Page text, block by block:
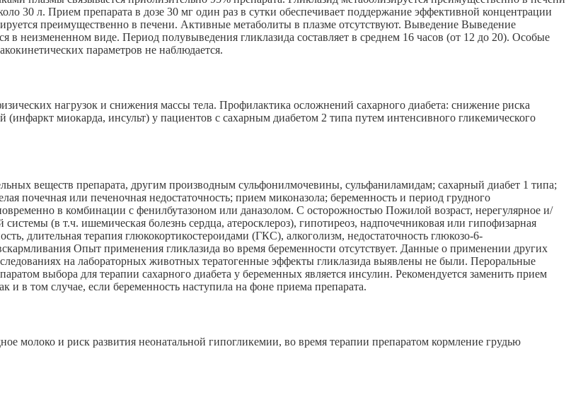
30 л. Прием препарата в дозе 30 мг один раз в сутки обеспечивает поддержание эффективной концентрации
преимущественно в печени. Активные метаболиты в плазме отсутствуют. Выведение Выведение
в неизмененном виде. Период полувыведения гликлазида составляет в среднем 16 часов (от 12 до 20). Особые
параметров не наблюдается.
нагрузок и снижения массы тела. Профилактика осложнений сахарного диабета: снижение риска
миокарда, инсульт) у пациентов с сахарным диабетом 2 типа путем интенсивного гликемического
веществ препарата, другим производным сульфонилмочевины, сульфаниламидам; сахарный диабет 1 типа;
почечная или печеночная недостаточность; прием миконазола; беременность и период грудного
в комбинации с фенилбутазоном или даназолом. С осторожностью Пожилой возраст, нерегулярное и/
(в т.ч. ишемическая болезнь сердца, атеросклероз), гипотиреоз, надпочечниковая или гипофизарная
длительная терапия глюкокортикостероидами (ГКС), алкоголизм, недостаточность глюкозо-6-
Опыт применения гликлазида во время беременности отсутствует. Данные о применении других
на лабораторных животных тератогенные эффекты гликлазида выявлены не были. Пероральные
выбора для терапии сахарного диабета у беременных является инсулин. Рекомендуется заменить прием
и в том случае, если беременность наступила на фоне приема препарата.
молоко и риск развития неонатальной гипогликемии, во время терапии препаратом кормление грудью